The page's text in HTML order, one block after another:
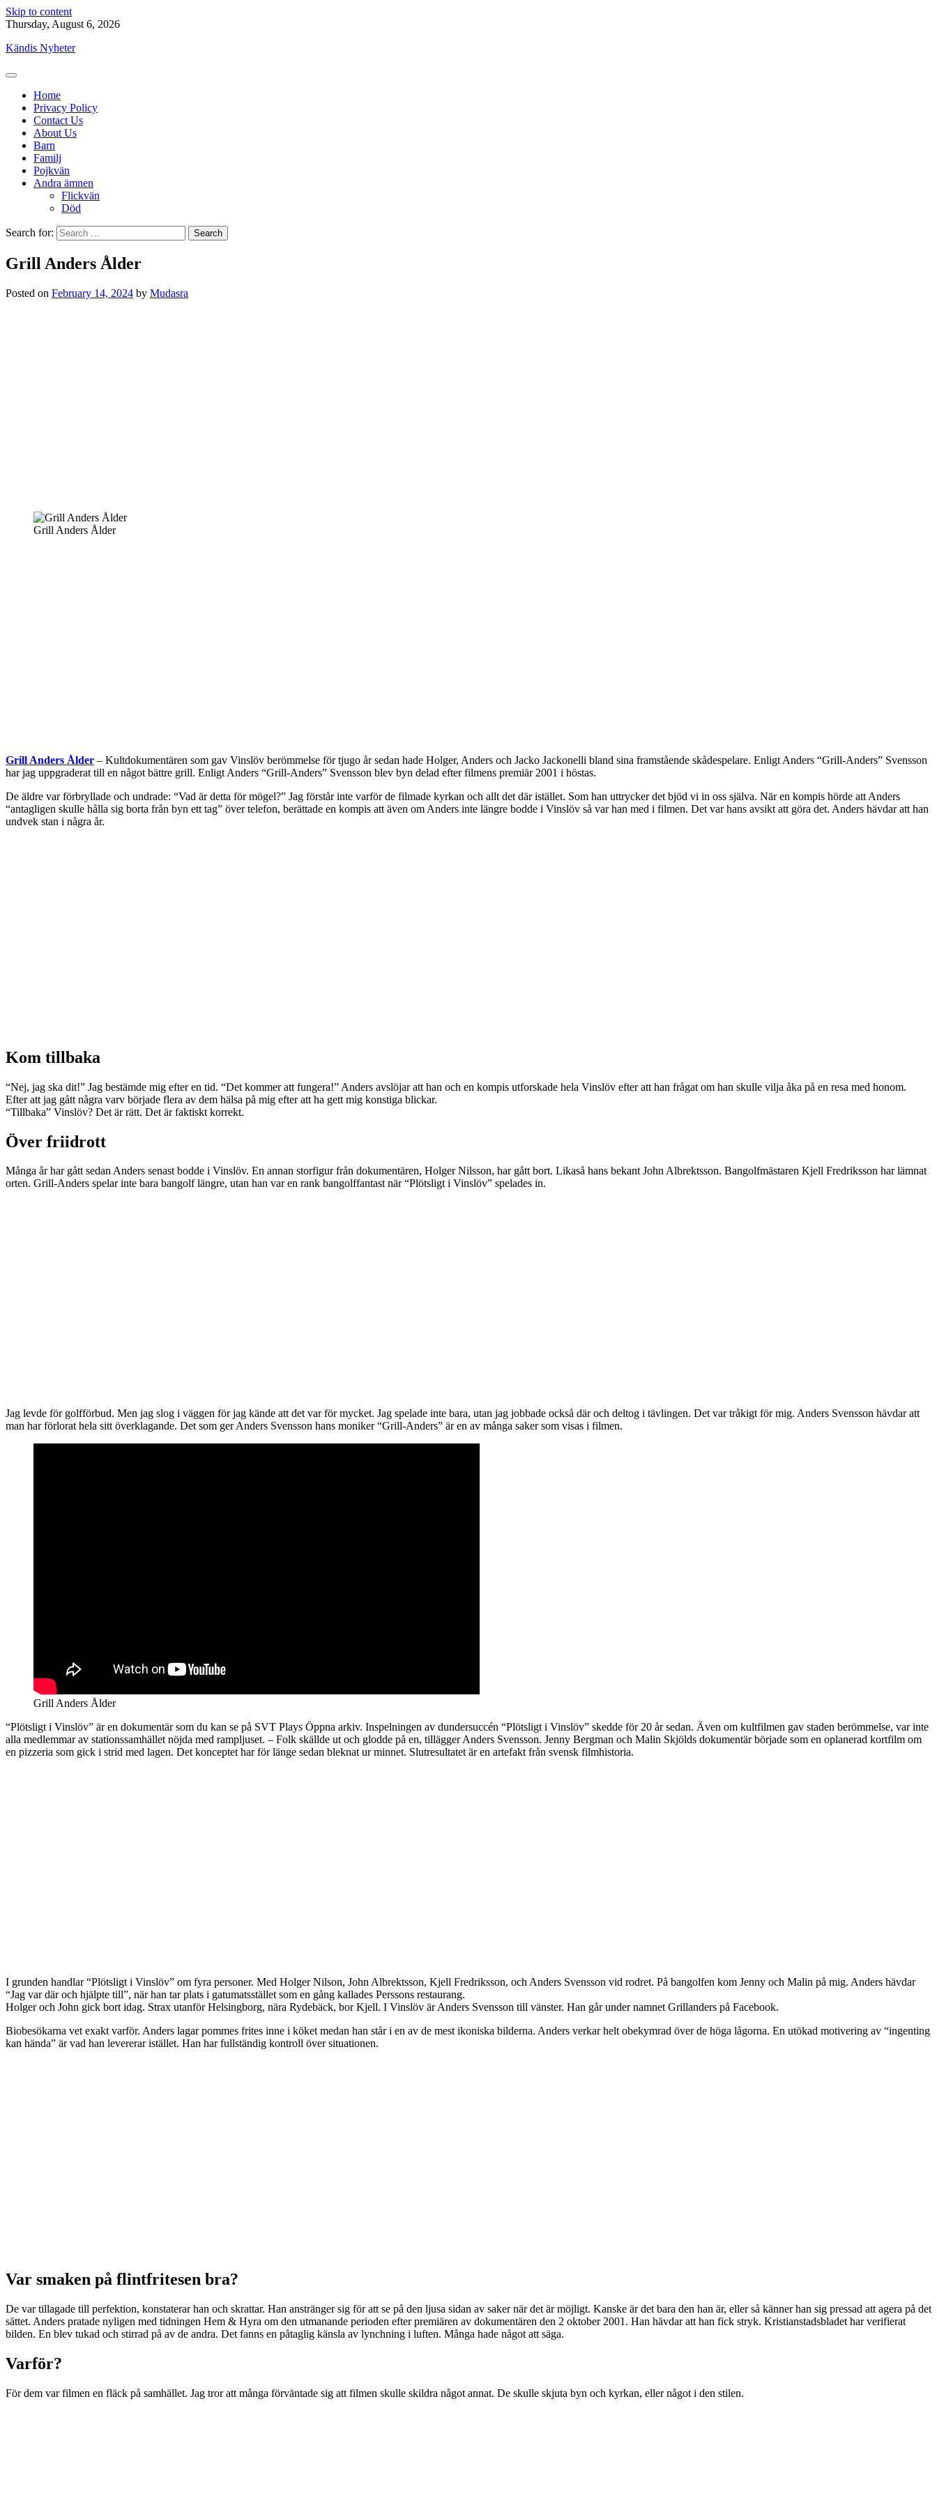
Skip to content
Thursday, August 6, 2026
Kändis Nyheter
Home
Privacy Policy
Contact Us
About Us
Barn
Familj
Pojkvän
Andra ämnen
Flickvän
Död
Search for:
Grill Anders Ålder
Posted on February 14, 2024 by Mudasra
Grill Anders Ålder
Grill Anders Ålder – Kultdokumentären som gav Vinslöv berömmelse för tjugo år sedan hade Holger, Anders och Jacko Jackonelli bland sina framstående skådespelare. Enligt Anders “Grill-Anders” Svensson
har jag uppgraderat till en något bättre grill. Enligt Anders “Grill-Anders” Svensson blev byn delad efter filmens premiär 2001 i höstas.
De äldre var förbryllade och undrade: “Vad är detta för mögel?” Jag förstår inte varför de filmade kyrkan och allt det där istället. Som han uttrycker det bjöd vi in oss själva. När en kompis hörde att Anders
“antagligen skulle hålla sig borta från byn ett tag” över telefon, berättade en kompis att även om Anders inte längre bodde i Vinslöv så var han med i filmen. Det var hans avsikt att göra det. Anders hävdar att han
undvek stan i några år.
Kom tillbaka
“Nej, jag ska dit!” Jag bestämde mig efter en tid. “Det kommer att fungera!” Anders avslöjar att han och en kompis utforskade hela Vinslöv efter att han frågat om han skulle vilja åka på en resa med honom.
Efter att jag gått några varv började flera av dem hälsa på mig efter att ha gett mig konstiga blickar.
“Tillbaka” Vinslöv? Det är rätt. Det är faktiskt korrekt.
Över friidrott
Många år har gått sedan Anders senast bodde i Vinslöv. En annan storfigur från dokumentären, Holger Nilsson, har gått bort. Likaså hans bekant John Albrektsson. Bangolfmästaren Kjell Fredriksson har lämnat
orten. Grill-Anders spelar inte bara bangolf längre, utan han var en rank bangolffantast när “Plötsligt i Vinslöv” spelades in.
Jag levde för golfförbud. Men jag slog i väggen för jag kände att det var för mycket. Jag spelade inte bara, utan jag jobbade också där och deltog i tävlingen. Det var tråkigt för mig. Anders Svensson hävdar att
man har förlorat hela sitt överklagande. Det som ger Anders Svensson hans moniker “Grill-Anders” är en av många saker som visas i filmen.
Grill Anders Ålder
“Plötsligt i Vinslöv” är en dokumentär som du kan se på SVT Plays Öppna arkiv. Inspelningen av dundersuccén “Plötsligt i Vinslöv” skedde för 20 år sedan. Även om kultfilmen gav staden berömmelse, var inte
alla medlemmar av stationssamhället nöjda med rampljuset. – Folk skällde ut och glodde på en, tillägger Anders Svensson. Jenny Bergman och Malin Skjölds dokumentär började som en oplanerad kortfilm om
en pizzeria som gick i strid med lagen. Det konceptet har för länge sedan bleknat ur minnet. Slutresultatet är en artefakt från svensk filmhistoria.
I grunden handlar “Plötsligt i Vinslöv” om fyra personer. Med Holger Nilson, John Albrektsson, Kjell Fredriksson, och Anders Svensson vid rodret. På bangolfen kom Jenny och Malin på mig. Anders hävdar
“Jag var där och hjälpte till”, när han tar plats i gatumatsstället som en gång kallades Perssons restaurang.
Holger och John gick bort idag. Strax utanför Helsingborg, nära Rydebäck, bor Kjell. I Vinslöv är Anders Svensson till vänster. Han går under namnet Grillanders på Facebook.
Biobesökarna vet exakt varför. Anders lagar pommes frites inne i köket medan han står i en av de mest ikoniska bilderna. Anders verkar helt obekymrad över de höga lågorna. En utökad motivering av “ingenting
kan hända” är vad han levererar istället. Han har fullständig kontroll över situationen.
Var smaken på flintfritesen bra?
De var tillagade till perfektion, konstaterar han och skrattar. Han anstränger sig för att se på den ljusa sidan av saker när det är möjligt. Kanske är det bara den han är, eller så känner han sig pressad att agera på det
sättet. Anders pratade nyligen med tidningen Hem & Hyra om den utmanande perioden efter premiären av dokumentären den 2 oktober 2001. Han hävdar att han fick stryk. Kristianstadsbladet har verifierat
bilden. En blev tukad och stirrad på av de andra. Det fanns en påtaglig känsla av lynchning i luften. Många hade något att säga.
Varför?
För dem var filmen en fläck på samhället. Jag tror att många förväntade sig att filmen skulle skildra något annat. De skulle skjuta byn och kyrkan, eller något i den stilen.